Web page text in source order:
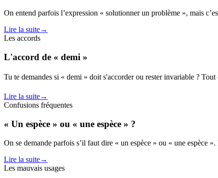
On entend parfois l’expression « solutionner un problème », mais
Lire la suite→
Les accords
L'accord de « demi »
Tu te demandes si « demi » doit s'accorder ou rester invariable ?
Lire la suite→
Confusions fréquentes
« Un espèce » ou « une espèce » ?
On se demande parfois s’il faut dire « un espèce » ou « une espèce
Lire la suite→
Les mauvais usages